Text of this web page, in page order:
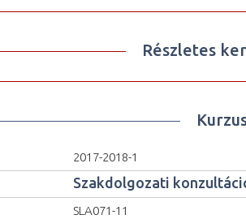
Részletes
2017-2018-1
Szakdolgozati
SLA071-11